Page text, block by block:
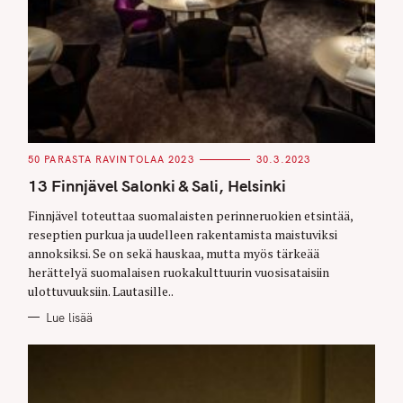
C
T
E
O
R
I
S
50 PARASTA RAVINTOLAA 2023 30.3.2023
13 Finnjävel Salonki & Sali, Helsinki
Finnjävel toteuttaa suomalaisten perinneruokien etsintää,
reseptien purkua ja uudelleen rakentamista maistuviksi
annoksiksi. Se on sekä hauskaa, mutta myös tärkeää
herättelyä suomalaisen ruokakulttuurin vuosisataisiin
ulottuvuuksiin. Lautasille..
Lue lisää